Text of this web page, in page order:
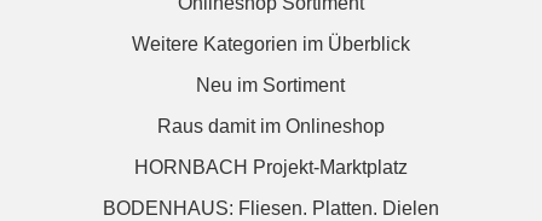
Weitere Kategorien im Überblick
Neu im Sortiment
Raus damit im Onlineshop
HORNBACH Projekt-Marktplatz
BODENHAUS: Fliesen. Platten. Dielen